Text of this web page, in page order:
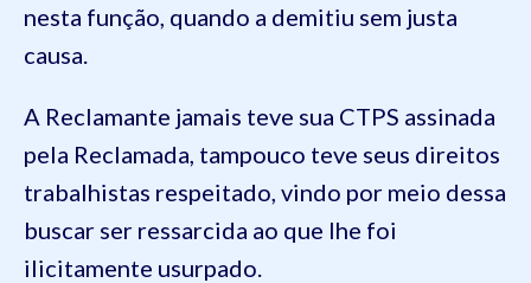
nesta função, quando a demitiu sem justa
causa.
A Reclamante jamais teve sua CTPS assinada
pela Reclamada, tampouco teve seus direitos
trabalhistas respeitado, vindo por meio dessa
buscar ser ressarcida ao que lhe foi
ilicitamente usurpado.